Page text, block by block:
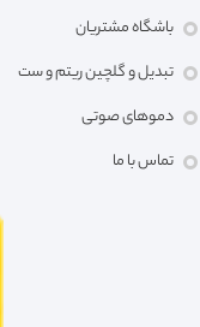
باشگاه مشتریان
تبدیل و گلچین ریتم و ست
دموهای صوتی
تماس با ما